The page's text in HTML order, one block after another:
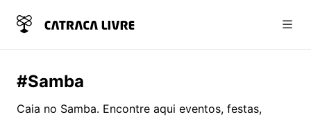
#Samba
Caia no Samba. Encontre aqui eventos, festas,